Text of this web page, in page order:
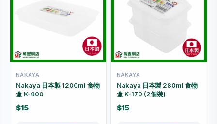
NAKAYA
Nakaya 日本製 1200ml 食物
盒 K-400
$15
NAKAYA
Nakaya 日本製 280ml 食物
盒 K-170 (2個裝)
$15